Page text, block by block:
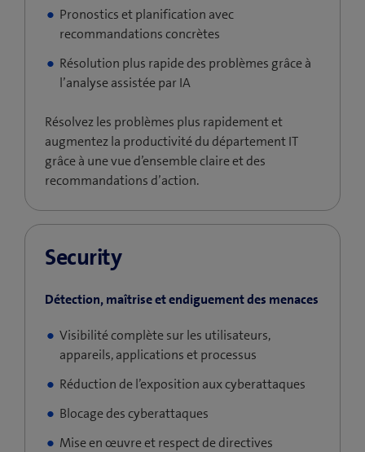
Pronostics et planification avec
recommandations concrètes
Résolution plus rapide des problèmes grâce à
l’analyse assistée par IA
Résolvez les problèmes plus rapidement et
augmentez la productivité du département IT
grâce à une vue d’ensemble claire et des
recommandations d’action.
Security
Détection, maîtrise et endiguement des menaces
Visibilité complète sur les utilisateurs,
appareils, applications et processus
Réduction de l’exposition aux cyberattaques
Blocage des cyberattaques
Mise en œuvre et respect de directives